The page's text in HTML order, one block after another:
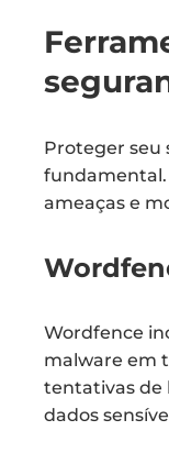
Proteger seu
fundamental.
ameaças e
Wordfence
malware em
tentativas de
dados